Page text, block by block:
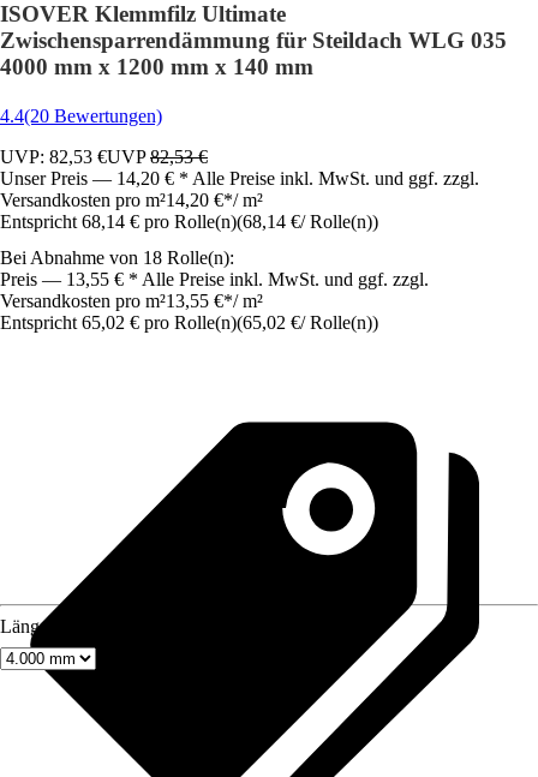
ISOVER Klemmfilz Ultimate
Zwischensparrendämmung für Steildach WLG 035
4000 mm x 1200 mm x 140 mm
4.4(20 Bewertungen)
UVP: 82,53 €UVP82,53 €
Unser Preis — 14,20 € * Alle Preise inkl. MwSt. und ggf. zzgl.
Versandkosten pro m²14,20 €*/ m²
Entspricht 68,14 € pro Rolle(n)(68,14 €/ Rolle(n))
Bei Abnahme von 18 Rolle(n):
Preis — 13,55 € * Alle Preise inkl. MwSt. und ggf. zzgl.
Versandkosten pro m²13,55 €*/ m²
Entspricht 65,02 € pro Rolle(n)(65,02 €/ Rolle(n))
Länge